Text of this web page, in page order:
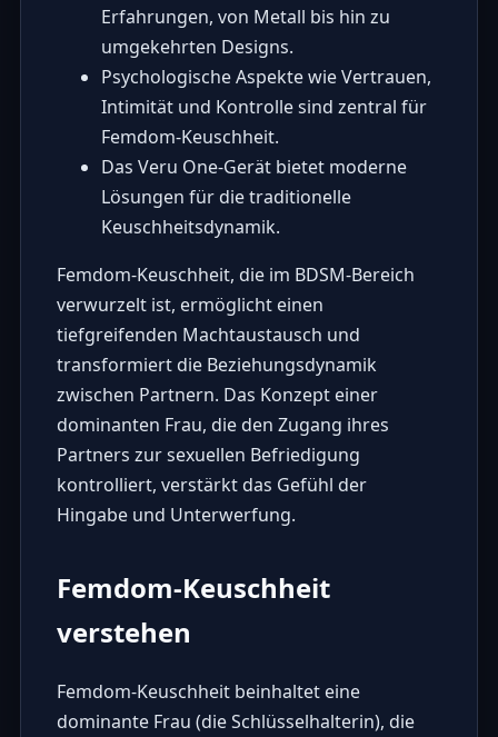
Erfahrungen, von Metall bis hin zu
umgekehrten Designs.
Psychologische Aspekte wie Vertrauen,
Intimität und Kontrolle sind zentral für
Femdom-Keuschheit.
Das Veru One-Gerät bietet moderne
Lösungen für die traditionelle
Keuschheitsdynamik.
Femdom-Keuschheit, die im BDSM-Bereich
verwurzelt ist, ermöglicht einen
tiefgreifenden Machtaustausch und
transformiert die Beziehungsdynamik
zwischen Partnern. Das Konzept einer
dominanten Frau, die den Zugang ihres
Partners zur sexuellen Befriedigung
kontrolliert, verstärkt das Gefühl der
Hingabe und Unterwerfung.
Femdom-Keuschheit
verstehen
Femdom-Keuschheit beinhaltet eine
dominante Frau (die Schlüsselhalterin), die